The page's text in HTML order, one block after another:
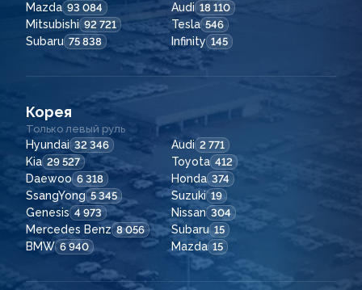
Mazda 93 084 Audi 18 110
Mitsubishi 92 721 Tesla 546
Subaru 75 838 Infinity 145
Корея
Только левый руль
Hyundai 32 346 Audi 2 771
Kia 29 527 Toyota 412
Daewoo 6 318 Honda 374
SsangYong 5 345 Suzuki 19
Genesis 4 973 Nissan 304
Mercedes Benz 8 056 Subaru 15
BMW 6 940 Mazda 15